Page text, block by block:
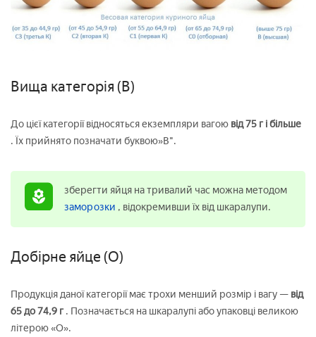
Вища категорія (В)
До цієї категорії відносяться екземпляри вагою від 75 г і більше
. Їх прийнято позначати буквою»В".
зберегти яйця на тривалий час можна методом
заморозки , відокремивши їх від шкаралупи.
Добірне яйце (О)
Продукція даної категорії має трохи менший розмір і вагу — від
65 до 74,9 г . Позначається на шкаралупі або упаковці великою
літерою «О».